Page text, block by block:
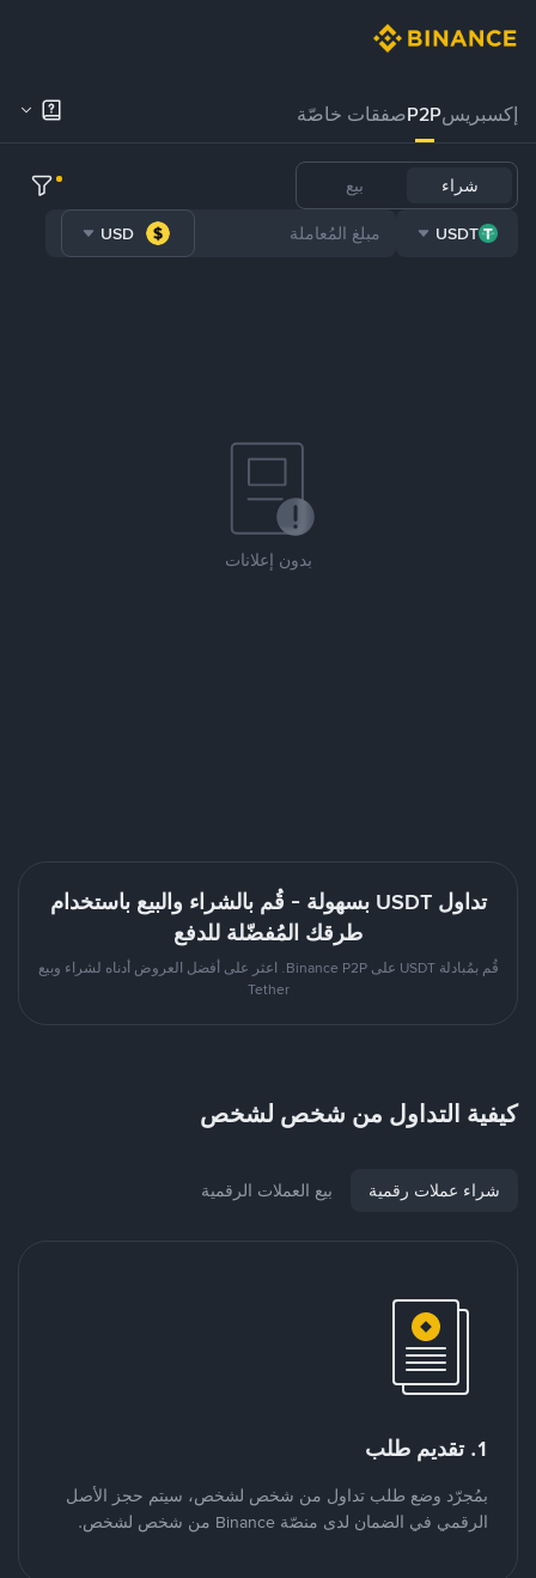
إكسبريسP2Pصفقات خاصّة
شراء بيع
USDT
USD
بدون إعلانات
تداول USDT بسهولة - قُم بالشراء والبيع باستخدام
طرقك المُفضّلة للدفع
قُم بمُبادلة USDT على Binance P2P. اعثر على أفضل العروض أدناه لشراء وبيع
Tether
كيفية التداول من شخص لشخص
شراء عملات رقمية بيع العملات الرقمية
1. تقديم طلب
بمُجرّد وضع طلب تداول من شخص لشخص، سيتم حجز الأصل
الرقمي في الضمان لدى منصّة Binance من شخص لشخص.